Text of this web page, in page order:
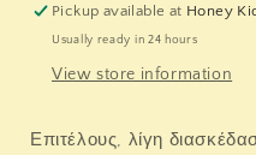
Pickup available at Honey
Usually ready in 24 hours
View store information
Επιτέλους, λίγη